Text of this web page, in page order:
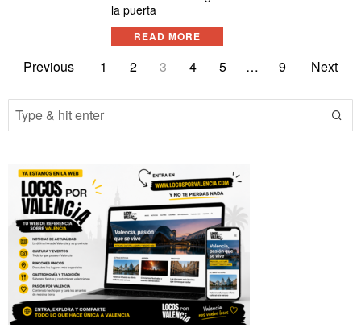
la puerta
READ MORE
Previous 1 2 3 4 5 … 9 Next